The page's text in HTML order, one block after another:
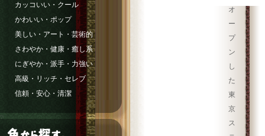
オ
ー
プ
ン
し
た
東
京
ス
カッコいい・クール
かわいい・ポップ
美しい・アート・芸術的
さわやか・健康・癒し系
にぎやか・派手・力強い
高級・リッチ・セレブ
信頼・安心・清潔